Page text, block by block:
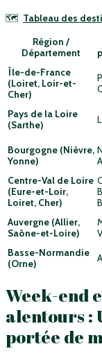
🗺️ Tableau des
Région /
Département
Île-de-France
(Loiret, Loir-et-
Cher)
Pays de la Loire
(Sarthe)
Bourgogne (Nièvre,
Yonne)
Centre-Val de Loire
(Eure-et-Loir,
Loiret, Cher)
Auvergne (Allier,
Saône-et-Loire)
Basse-Normandie
(Orne)
Week-end
alentours :
portée de